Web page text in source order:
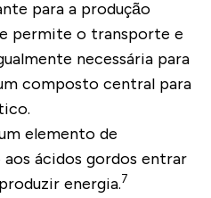
para a produção
permite o transporte e
necessária para
composto central para
elemento de
ácidos gordos entrar
energia.7